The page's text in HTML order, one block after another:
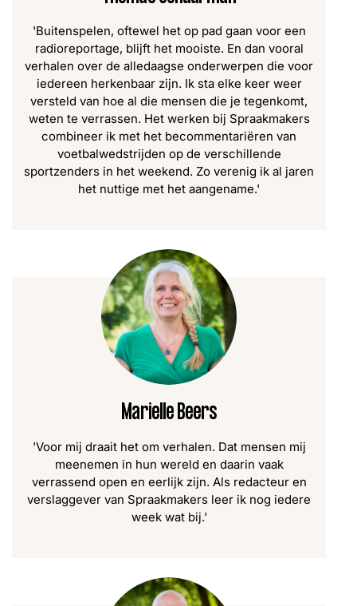
'Buitenspelen, oftewel het op pad gaan voor een
radioreportage, blijft het mooiste. En dan vooral
verhalen over de alledaagse onderwerpen die voor
iedereen herkenbaar zijn. Ik sta elke keer weer
versteld van hoe al die mensen die je tegenkomt,
weten te verrassen. Het werken bij Spraakmakers
combineer ik met het becommentariëren van
voetbalwedstrijden op de verschillende
sportzenders in het weekend. Zo verenig ik al jaren
het nuttige met het aangename.'
Marielle Beers
'Voor mij draait het om verhalen. Dat mensen mij
meenemen in hun wereld en daarin vaak
verrassend open en eerlijk zijn. Als redacteur en
verslaggever van Spraakmakers leer ik nog iedere
week wat bij.'